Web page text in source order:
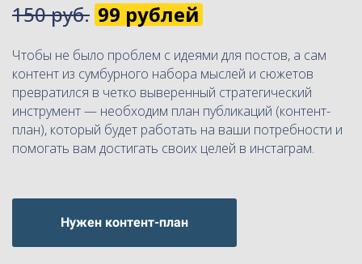
150 руб. 99 рублей
Чтобы не было проблем с идеями для постов, а сам
контент из сумбурного набора мыслей и сюжетов
превратился в четко выверенный стратегический
инструмент — необходим план публикаций (контент-
план), который будет работать на ваши потребности и
помогать вам достигать своих целей в инстаграм.
Нужен контент-план